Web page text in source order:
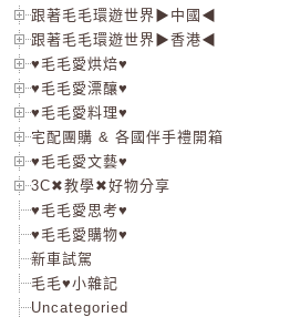
跟著毛毛環遊世界▶中國◀
跟著毛毛環遊世界▶香港◀
♥毛毛愛烘焙♥
♥毛毛愛漂釀♥
♥毛毛愛料理♥
宅配團購 & 各國伴手禮開箱
♥毛毛愛文藝♥
3C✖教學✖好物分享
♥毛毛愛思考♥
♥毛毛愛購物♥
新車試駕
毛毛♥小雜記
Uncategoried